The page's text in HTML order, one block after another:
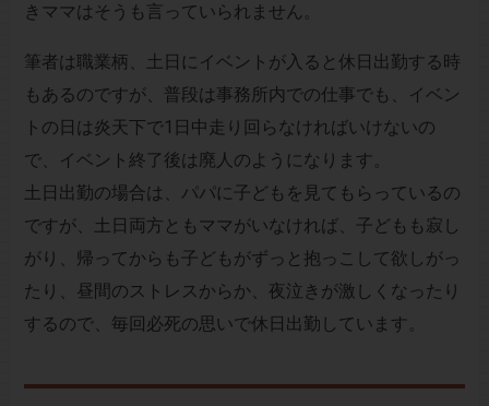
きママはそうも言っていられません。
筆者は職業柄、土日にイベントが入ると休日出勤する時
もあるのですが、普段は事務所内での仕事でも、イベン
トの日は炎天下で1日中走り回らなければいけないの
で、イベント終了後は廃人のようになります。
土日出勤の場合は、パパに子どもを見てもらっているの
ですが、土日両方ともママがいなければ、子どもも寂し
がり、帰ってからも子どもがずっと抱っこして欲しがっ
たり、昼間のストレスからか、夜泣きが激しくなったり
するので、毎回必死の思いで休日出勤しています。